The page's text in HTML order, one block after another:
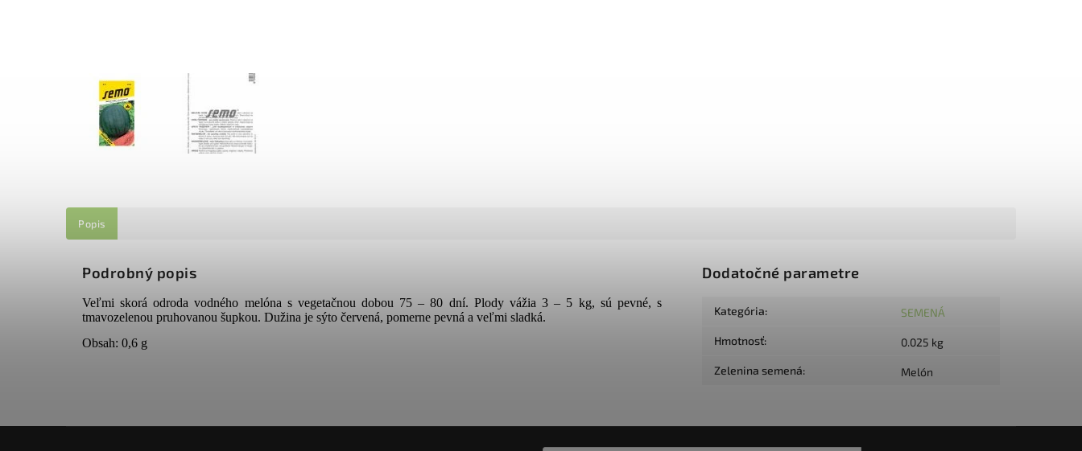
Popis
Podrobný popis
Veľmi skorá odroda vodného melóna s vegetačnou dobou 75 – 80 dní. Plody vážia 3 – 5 kg, sú pevné, s
tmavozelenou pruhovanou šupkou. Dužina je sýto červená, pomerne pevná a veľmi sladká.
Obsah: 0,6 g
Dodatočné parametre
Kategória: SEMENÁ
Hmotnosť: 0.025 kg
Zelenina semená: Melón